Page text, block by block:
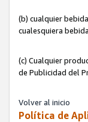
(b) cualquier
cualesquiera
(c) Cualquier
de Publicidad del
Volver al inicio
Política de